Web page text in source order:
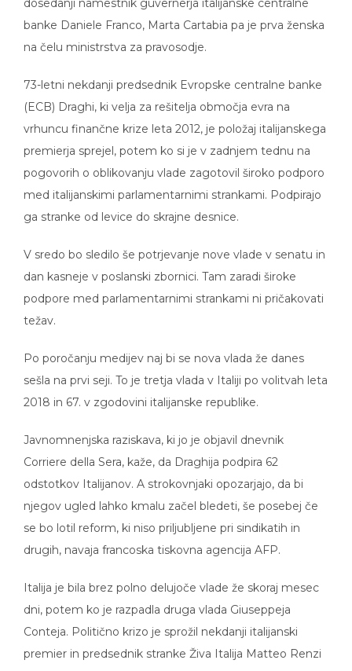
banke Daniele Franco, Marta Cartabia pa je prva ženska
(ECB) Draghi, ki velja za rešitelja območja evra na
vrhuncu finančne krize leta 2012, je položaj italijanskega
premierja sprejel, potem ko si je v zadnjem tednu na
pogovorih o oblikovanju vlade zagotovil široko podporo
med italijanskimi parlamentarnimi strankami. Podpirajo
ga stranke od levice do skrajne desnice.
dan kasneje v poslanski zbornici. Tam zaradi široke
podpore med parlamentarnimi strankami ni pričakovati
težav.
sešla na prvi seji. To je tretja vlada v Italiji po volitvah leta
2018 in 67. v zgodovini italijanske republike.
Corriere della Sera, kaže, da Draghija podpira 62
odstotkov Italijanov. A strokovnjaki opozarjajo, da bi
njegov ugled lahko kmalu začel bledeti, še posebej če
se bo lotil reform, ki niso priljubljene pri sindikatih in
drugih, navaja francoska tiskovna agencija AFP.
dni, potem ko je razpadla druga vlada Giuseppeja
Conteja. Politično krizo je sprožil nekdanji italijanski
premier in predsednik stranke Živa Italija Matteo Renzi
z izstopom svoje stranke iz vlade sredi januarja zaradi